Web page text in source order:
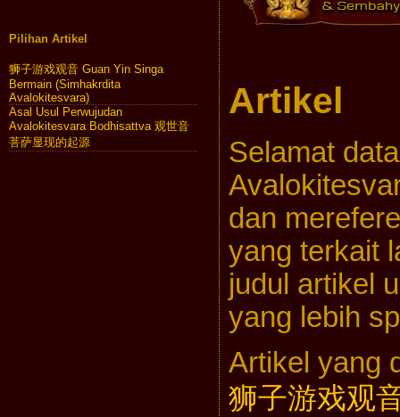
Pilihan Artikel
狮子游戏观音 Guan Yin Singa
Bermain (Simhakrdita
Avalokitesvara)
Asal Usul Perwujudan
Avalokitesvara Bodhisattva 观世音
菩萨显现的起源
Artikel
Selamat
dan
yang terkait
judul artikel
yang lebih
Artikel yang
狮子游戏观